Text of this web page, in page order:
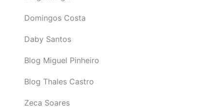
Domingos Costa
Daby Santos
Blog Miguel Pinheiro
Blog Thales Castro
Zeca Soares